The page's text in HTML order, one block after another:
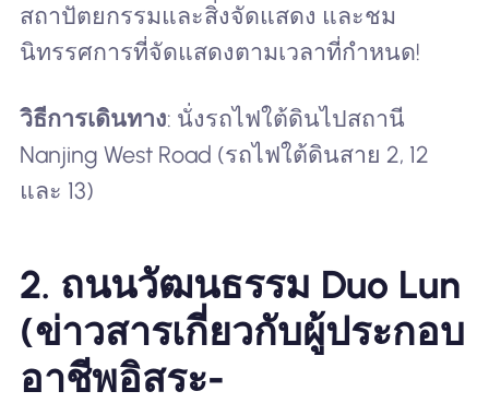
สถาปัตยกรรมและสิ่งจัดแสดง และชม
นิทรรศการที่จัดแสดงตามเวลาที่กำหนด!
วิธีการเดินทาง: นั่งรถไฟใต้ดินไปสถานี
Nanjing West Road (รถไฟใต้ดินสาย 2, 12
และ 13)
2. ถนนวัฒนธรรม Duo Lun
(ข่าวสารเกี่ยวกับผู้ประกอบ
อาชีพอิสระ-